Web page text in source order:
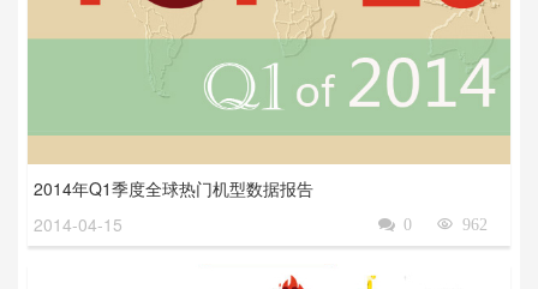
2014年Q1季度全球热门机型数据报告
2014-04-15
962

0
